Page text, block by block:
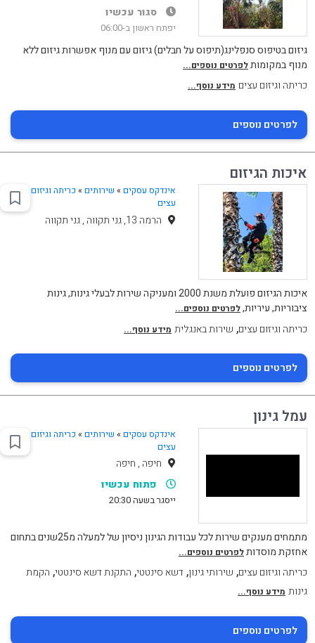
סגור עכשיו
יפתח ראשון ב-06:00
גיזום בטיפוס סנפלינג(תיפוס על חבלים) גיזום עם מנוף אפשרות גיזום ללא
מנוף במקומותלפרטים נוספים...
כריתה וגיזום עצים מידע נוסף...
לפרטים נוספים
איכות הגיזום
אינדקס עסקים » שירותים» כריתה וגיזום
עצים
הרמה 13, גני תקווה , גני תקווה
איכות הגיזום פועלת משנת 2000 ומעניקה שירות לבעלי גינות, גינות
ציבוריות, עיריות,לפרטים נוספים...
כריתה וגיזום עצים, שירות באנגלית מידע נוסף...
לפרטים נוספים
עמל גינון
אינדקס עסקים » שירותים» כריתה וגיזום
עצים
חיפה , חיפה
פתוח עכשיו
ייסגר בשעה 20:30
מתמחים מענקים שירות לכל עבודות הגינון ניסיון של למעלה מ25שנים בתחום
אחזקת מוסדותלפרטים נוספים...
כריתה וגיזום עצים, שירותי גינון,דשא סינטטי, התקנת דשא סינטטי, הקמת
גינות מידע נוסף...
לפרטים נוספים